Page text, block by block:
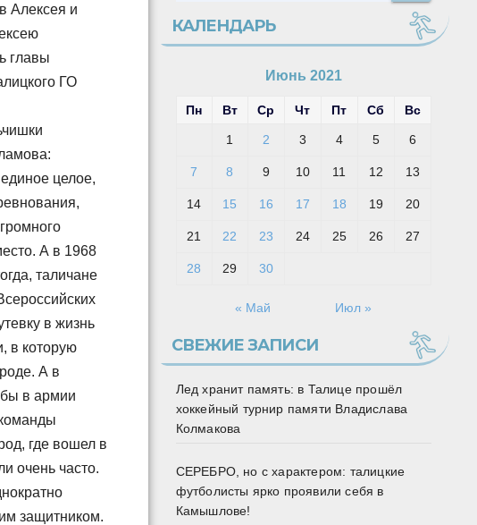
Алексея и
главы
ГО
целое,
А в 1968
таличане
в жизнь
в которую
А в
в армии
где вошел в
очень часто.
защитником.
КАЛЕНДАРЬ
Июнь 2021
Пн Вт Ср Чт Пт Сб Вс
1 2 3 4 5 6
7 8 9 10 11 12 13
14 15 16 17 18 19 20
21 22 23 24 25 26 27
28 29 30
« Май Июл »
СВЕЖИЕ ЗАПИСИ
Лед хранит память: в Талице прошёл
хоккейный турнир памяти Владислава
Колмакова
СЕРЕБРО, но с характером: талицкие
футболисты ярко проявили себя в
Камышлове!